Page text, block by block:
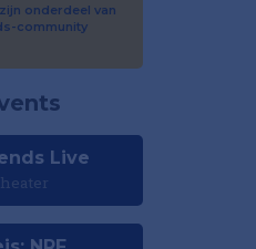
onderdeel van
community
Live